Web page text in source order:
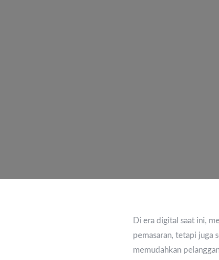
Di era digital saat ini,
pemasaran, tetapi juga
memudahkan